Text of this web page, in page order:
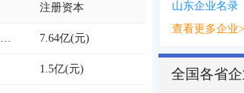
注册资本
0311****0098
7.64亿(元)
1.5亿(元)
山东企业名录
查看更多企业
全国各省